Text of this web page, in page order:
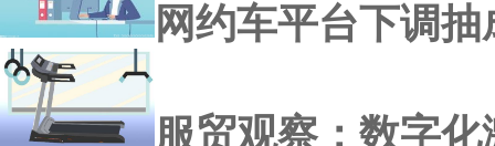
网约车平台下调
服贸观察：数字